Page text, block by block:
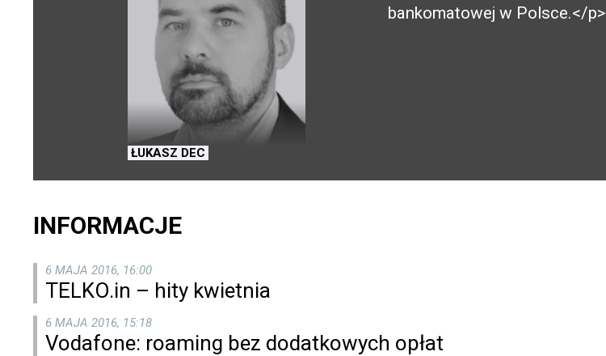
ŁUKASZ DEC
bankomatowej w Polsce.</p>
INFORMACJE
6 MAJA 2016, 16:00
TELKO.in – hity kwietnia
6 MAJA 2016, 15:18
Vodafone: roaming bez dodatkowych opłat